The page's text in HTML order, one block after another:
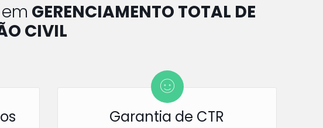
GERENCIAMENTO TOTAL DE
CIVIL
Garantia de CTR